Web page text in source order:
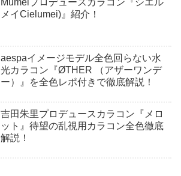
Mumeiプロデュースカラコン『シエル
メイCielumei)』紹介！
aespaイメージモデル全色回らない水
光カラコン『ØTHER （アザーワンデ
ー）』を全色レポ付きで徹底解説！
吉田朱里プロデュースカラコン『メロ
ット』待望の乱視用カラコン全色徹底
解説！